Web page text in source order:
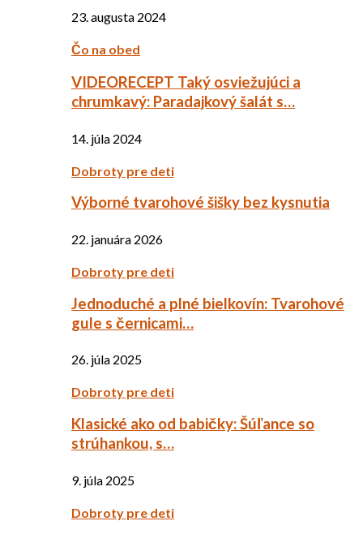
23. augusta 2024
Čo na obed
VIDEORECEPT Taký osviežujúci a
chrumkavý: Paradajkový šalát s…
14. júla 2024
Dobroty pre deti
Výborné tvarohové šišky bez kysnutia
22. januára 2026
Dobroty pre deti
Jednoduché a plné bielkovín: Tvarohové
gule s černicami…
26. júla 2025
Dobroty pre deti
Klasické ako od babičky: Šúľance so
strúhankou, s…
9. júla 2025
Dobroty pre deti